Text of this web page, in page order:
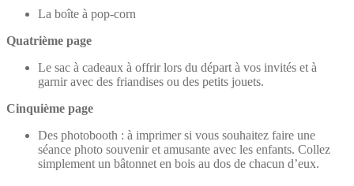
La boîte à pop-corn
Quatrième page
Le sac à cadeaux à offrir lors du départ à vos invités et à
garnir avec des friandises ou des petits jouets.
Cinquième page
Des photobooth : à imprimer si vous souhaitez faire une
séance photo souvenir et amusante avec les enfants. Collez
simplement un bâtonnet en bois au dos de chacun d’eux.